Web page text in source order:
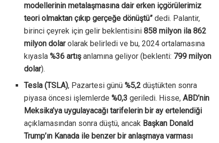
modellerinin metalaşmasına dair erken içgörülerimiz
teori olmaktan çıkıp gerçeğe dönüştü” dedi. Palantir,
birinci çeyrek için gelir beklentisini858 milyon ila 862
milyon dolarolarak belirledi ve bu, 2024 ortalamasına
kıyasla%36 artış anlamına geliyor (beklenti: 799 milyon
dolar).
Tesla (TSLA), Pazartesi günü%5,2 düştükten sonra
piyasa öncesi işlemlerde%0,3 geriledi. Hisse,ABD’nin
Meksika’ya uygulayacağı tarifelerin bir ay ertelendiği
açıklamasından sonra düştü, ancak Başkan Donald
Trump’ın Kanada ile benzer bir anlaşmaya varması